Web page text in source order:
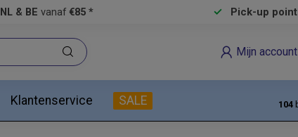
NL & BE vanaf €85 * Pick-up point
Mijn account
Klantenservice SALE 104